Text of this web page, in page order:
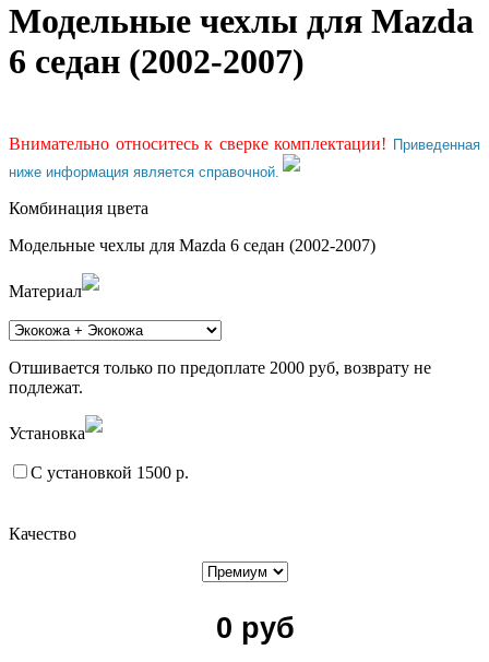
Модельные чехлы для Mazda
6 седан (2002-2007)
Внимательно относитесь к сверке комплектации! Приведенная
ниже информация является справочной.
Комбинация цвета
Модельные чехлы для Mazda 6 седан (2002-2007)
Материал
Отшивается только по предоплате 2000 руб, возврату не
подлежат.
Установка
С установкой 1500 р.
Качество
0 руб